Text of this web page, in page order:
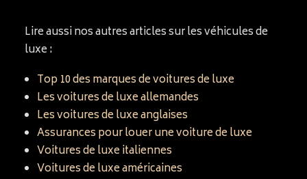
Lire aussi nos autres articles sur les véhicules de
luxe :
Top 10 des marques de voitures de luxe
Les voitures de luxe allemandes
Les voitures de luxe anglaises
Assurances pour louer une voiture de luxe
Voitures de luxe italiennes
Voitures de luxe américaines